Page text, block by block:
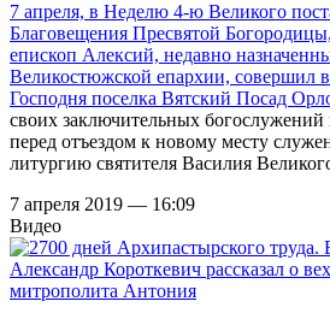
7 апреля, в Неделю 4-ю Великого
Благовещения Пресвятой
епископ Алексий, недавно
Великостюжской епархии, совершил в
Господня поселка Вятский Посад
своих заключительных богослужений
перед отъездом к новому месту
литургию святителя Василия
7 апреля 2019 — 16:09
Видео